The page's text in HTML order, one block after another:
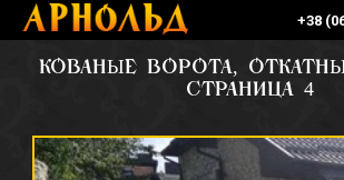
+38
КОВАНЫЕ ВОРОТА,
СТРАНИЦА 4